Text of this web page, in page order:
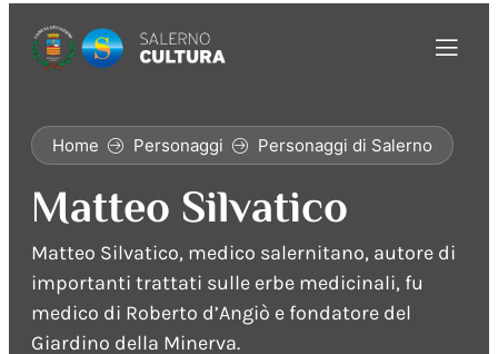
Home Personaggi Personaggi di Salerno
Matteo Silvatico
Matteo Silvatico, medico salernitano, autore di
importanti trattati sulle erbe medicinali, fu
medico di Roberto d’Angiò e fondatore del
Giardino della Minerva.